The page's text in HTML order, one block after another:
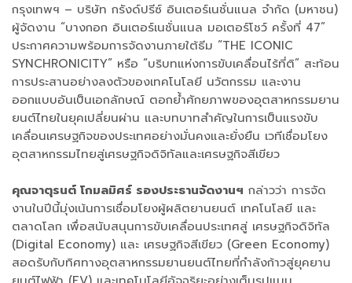
กรุงเทพฯ – บริษัท กรังด์ปรีซ์ อินเตอร์เนชั่นแนล จำกัด (มหาชน)
ผู้จัดงาน “บางกอก อินเตอร์เนชั่นแนล มอเตอร์โชว์ ครั้งที่ 47”
ประกาศความพร้อมการจัดงานภายใต้ธีม “THE ICONIC
SYNCHRONICITY” หรือ “บริบทแห่งการขับเคลื่อนไร้ที่ติ” สะท้อน
การประสานอย่างลงตัวของเทคโนโลยี นวัตกรรม และงาน
ออกแบบอันเป็นเอกลักษณ์ ตอกย้ำศักยภาพของอุตสาหกรรมยาน
ยนต์ไทยในยุคเปลี่ยนผ่าน และบทบาทสำคัญในการเป็นแรงขับ
เคลื่อนเศรษฐกิจของประเทศอย่างมั่นคงและยั่งยืน เวทีเชื่อมโยง
อุตสาหกรรมไทยสู่เศรษฐกิจดิจิทัลและเศรษฐกิจสีเขียว
คุณจาตุรนต์ โกมลมิศร์ รองประธานจัดงานฯ กล่าวว่า การจัด
งานในปีนี้มุ่งเน้นการเชื่อมโยงผู้ผลิตยานยนต์ เทคโนโลยี และ
ตลาดโลก เพื่อสนับสนุนการขับเคลื่อนประเทศสู่ เศรษฐกิจดิจิทัล
(Digital Economy) และ เศรษฐกิจสีเขียว (Green Economy)
สอดรับกับทิศทางอุตสาหกรรมยานยนต์ไทยที่กำลังก้าวสู่ยุคยาน